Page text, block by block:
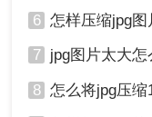
6 怎样压缩jpg图
7 jpg图片太大怎么
8 怎么将jpg压缩